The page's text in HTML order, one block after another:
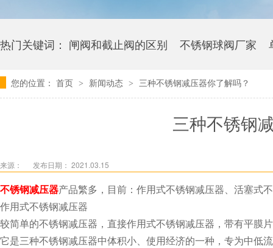
热门关键词： 闸阀和截止阀的区别 不锈钢球阀厂家
卫生级海角社区APP官网版多少钱
您的位置： 首页 > 新闻动态 > 三种不锈钢减压器你了解吗？
三种不锈钢减
来源： 发布日期： 2021.03.15
不锈钢减压器产品繁多，目前：作用式不锈钢减压器、活塞
作用式不锈钢减压器
较简单的不锈钢减压器，直接作用式不锈钢减压器，带有平膜片
它是三种不锈钢减压器中体积小、使用经济的一种，专为中低